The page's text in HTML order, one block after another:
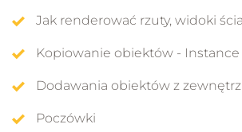
Jak renderować rzuty, widoki
Kopiowanie obiektów - Instance
Dodawania obiektów z
Poczówki